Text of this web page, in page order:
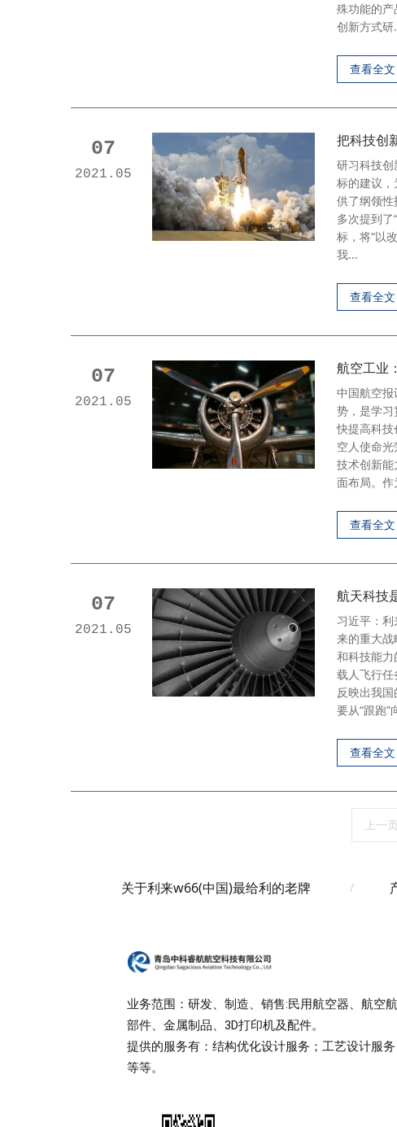
殊功能的
创新方式研
查看全文
07
2021.05
把科技创
研习科技创
标的建议
供了纲领
多次提到了
标，将“以
我...
查看全文
07
2021.05
航空工业
中国航空
势，是学
快提高科
空人使命
技术创新
面布局。
查看全文
07
2021.05
航天科技
习近平：
来的重大
和科技能
载人飞行
反映出我
要从“跟跑”
查看全文
上一页
关于利来w66(中国)最给利的老牌
业务范围：研发、制造、销售:民用航空器、航空
部件、金属制品、3D打印机及配件。
提供的服务有：结构优化设计服务；工艺设计服
等等。